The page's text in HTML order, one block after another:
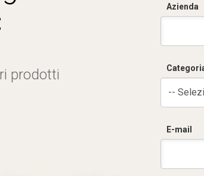
prodotti
Azienda
--
E-mail